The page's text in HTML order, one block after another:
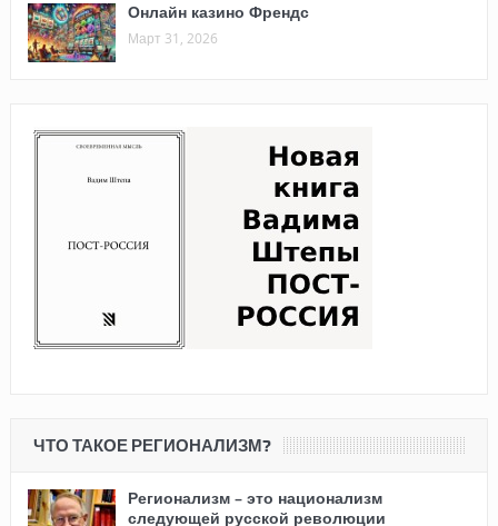
Онлайн казино Френдс
Март 31, 2026
ЧТО ТАКОЕ РЕГИОНАЛИЗМ?
Регионализм – это национализм
следующей русской революции